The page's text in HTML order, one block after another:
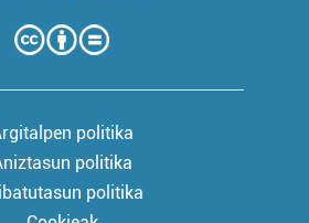
politika
politika
politika